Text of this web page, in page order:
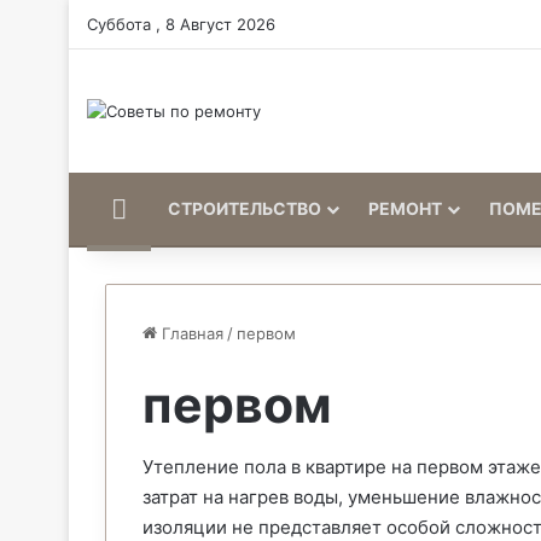
Суббота , 8 Август 2026
HomeСТРОИТЕЛЬСТВО РЕМОНТ
Главная / первом
первом
Утепление пола в квартире на первом
затрат на нагрев воды, уменьшение
изоляции не представляет особой